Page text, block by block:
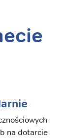
na dotarcie